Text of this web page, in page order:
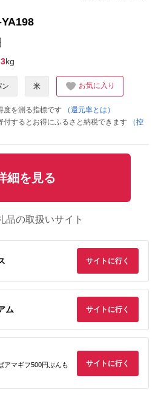
3kg
ン 米 お気に入り
を測る指標です
（還元率とは）
するとお得にふるさと納税できます
（控
細を見る
品の取扱いサイト
サイトに行く
ム サイトに行く
アマギフ500円ぶんも
サイトに行く